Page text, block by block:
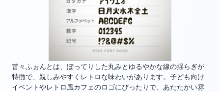
昔々ふぉんとは、ぽってりした丸みとゆるやかな線の揺らぎが
特徴で、親しみやすくレトロな味わいがあります。子ども向け
イベントやレトロ風カフェのロゴにぴったりで、あたたかい雰